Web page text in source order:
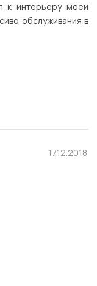
к интерьеру моей
обслуживания в
17.12.2018